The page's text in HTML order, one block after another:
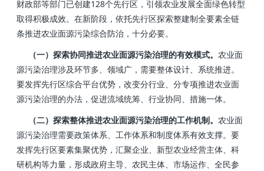
财政部等部门已创建128个先行区，引领农业发展全面绿色转型
取得积极成效。在新阶段，依托先行区探索整建制全要素全链
条推进农业面源污染综合防治，十分必要。
（一）探索协同推进农业面源污染治理的有效模式。农业面
源污染治理涉及环节多、领域广，需要整体设计、系统推进。
要发挥先行区综合平台优势，改变分行业、分专项推进农业面
源污染治理的办法，促进流域统筹、行业协同、措施一体。
（二）探索整体推进农业面源污染治理的工作机制。农业面
源污染治理需要政策体系、工作体系和制度体系有效支撑。要
发挥先行区要素集聚优势，汇聚企业、新型农业经营主体、科
研机构等力量，形成政府主导、农民主体、市场运作、全民参